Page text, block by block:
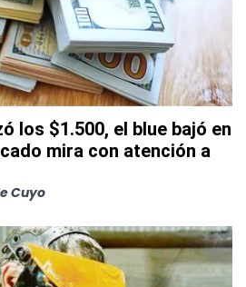
los $1.500, el blue bajó en
mira con atención a
Cuyo